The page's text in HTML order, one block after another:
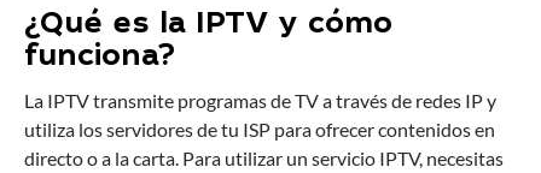
¿Qué es la IPTV y cómo
funciona?
La IPTV transmite programas de TV a través de redes IP y
utiliza los servidores de tu ISP para ofrecer contenidos en
directo o a la carta. Para utilizar un servicio IPTV, necesitas